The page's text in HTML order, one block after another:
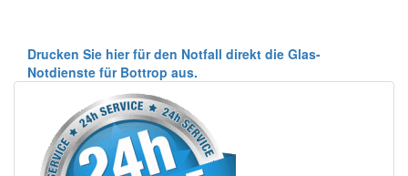
Drucken Sie hier für den Notfall direkt die Glas-
Notdienste für Bottrop aus.